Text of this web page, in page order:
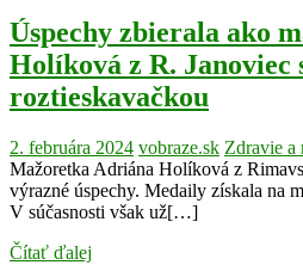
Úspechy zbierala ako
Holíková z R. Janoviec
roztieskavačkou
2. februára 2024 vobraze.sk Zdravie a
Mažoretka Adriána Holíková z
výrazné úspechy. Medaily získala na
V súčasnosti však už[…]
Čítať ďalej